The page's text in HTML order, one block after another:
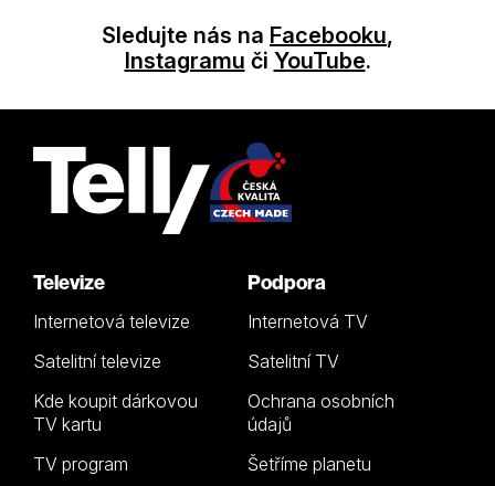
Sledujte nás na Facebooku,
Instagramu či YouTube.
Televize
Internetová televize
Satelitní televize
Kde koupit dárkovou
TV kartu
TV program
Podpora
Internetová TV
Satelitní TV
Ochrana osobních
údajů
Šetříme planetu